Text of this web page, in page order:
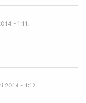
- 1:11.
2014 - 1:12.